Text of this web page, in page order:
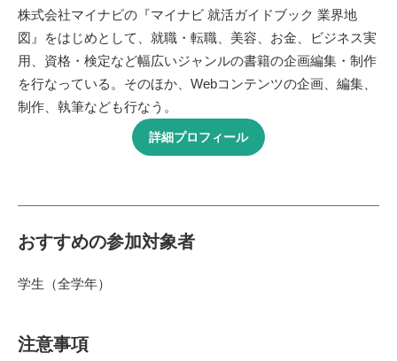
株式会社マイナビの『マイナビ 就活ガイドブック 業界地
図』をはじめとして、就職・転職、美容、お金、ビジネス実
用、資格・検定など幅広いジャンルの書籍の企画編集・制作
を行なっている。そのほか、Webコンテンツの企画、編集、
制作、執筆なども行なう。
詳細プロフィール
おすすめの参加対象者
学生（全学年）
注意事項